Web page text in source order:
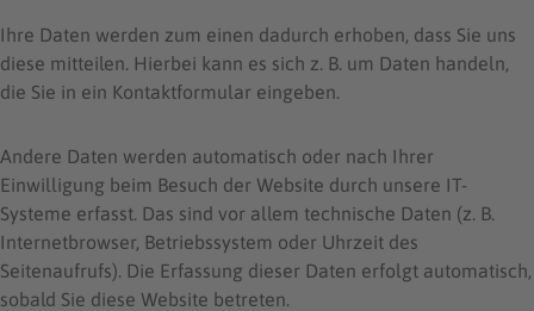
Ihre Daten werden zum einen dadurch erhoben, dass Sie uns
diese mitteilen. Hierbei kann es sich z. B. um Daten handeln,
die Sie in ein Kontaktformular eingeben.
Andere Daten werden automatisch oder nach Ihrer
Einwilligung beim Besuch der Website durch unsere IT-
Systeme erfasst. Das sind vor allem technische Daten (z. B.
Internetbrowser, Betriebssystem oder Uhrzeit des
Seitenaufrufs). Die Erfassung dieser Daten erfolgt automatisch,
sobald Sie diese Website betreten.